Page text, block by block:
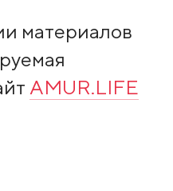
материалов
AMUR.LIFE